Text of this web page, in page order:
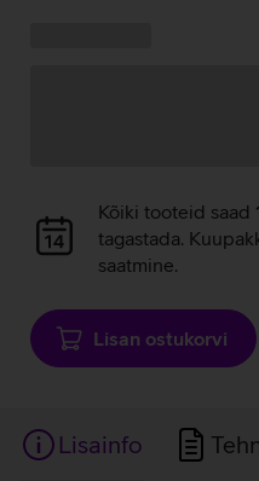
Andmete
laadimine
Kõiki tooteid saad
tagastada.
saatmine.
Lisan ostukorvi
Lisainfo